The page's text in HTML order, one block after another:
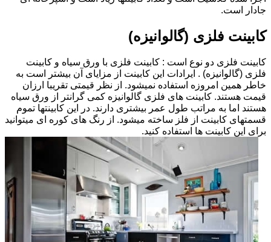
جادار است.
کابینت فلزی (گالوانیزه)
کابینت فلزی دو نوع است : کابینت فلزی با ورق سیاه و کابینت
فلزی (گالوانیزه) . ایرادات این کابینت از مزایای آن بیشتر است به
خاطر همین امروزه استفاده نمیشود. از نظر قیمتی تقریبا ارزان
قیمت هستند. کابینت های فلزی گالوانیزه کمی گرانتر از ورق سیاه
هستند اما به مراتب طول عمر بیشتری دارند. در این کابینتها تموم
قسمتهای کابینت از فلز ساخته میشود. از رنگ های کوره ای میتوانید
برای این کابینت ها استفاده کنید.